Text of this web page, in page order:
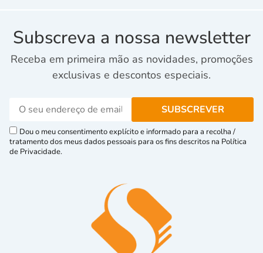
Subscreva a nossa newsletter
Receba em primeira mão as novidades, promoções
exclusivas e descontos especiais.
Dou o meu consentimento explícito e informado para a recolha /
tratamento dos meus dados pessoais para os fins descritos na Política
de Privacidade.